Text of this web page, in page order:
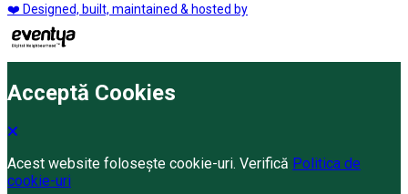
❤️ Designed, built, maintained & hosted by
Acceptă Cookies
Acest website folosește cookie-uri. Verifică Politica de
cookie-uri